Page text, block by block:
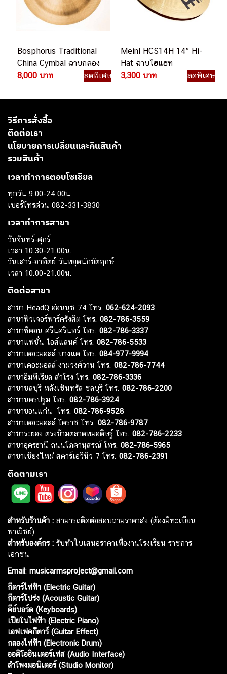
Bosphorus Traditional
China Cymbal ฉาบกลอง
8,000 บาท
ลดพิเศษ
Meinl HCS14H 14″ Hi-
Hat ฉาบไฮแฮท
3,300 บาท
ลดพิเศษ
วิธีการสั่งซื้อ
ติดต่อเรา
นโยบายการเปลี่ยนและคืนสินค้า
รวมสินค้า
เวลาทำการตอบโซเชียล
ทุกวัน 9.00-24.00น.
เบอร์โทรด่วน 082-331-3830
เวลาทำการสาขา
วันจันทร์-ศุกร์
เวลา 10.30-21.00น.
วันเสาร์-อาทิตย์ วันหยุดนักขัตฤกษ์
เวลา 10.00-21.00น.
ติดต่อสาขา
สาขา HeadQ อ่อนนุช 74 โทร. 062-624-2093
สาขาฟิวเจอร์พาร์ครังสิต โทร. 082-786-3559
สาขาซีคอน ศรีนครินทร์ โทร. 082-786-3337
สาขาแฟชั่น ไอส์แลนด์ โทร. 082-786-5533
สาขาเดอะมอลล์ บางแค โทร. 084-977-9994
สาขาเดอะมอลล์ งามวงศ์วาน โทร. 082-786-7744
สาขาอิมพีเรียล สำโรง โทร. 082-786-3336
สาขาชลบุรี หลังเซ็นทรัล ชลบุรี โทร. 082-786-2200
สาขานครปฐม โทร. 082-786-3924
สาขาขอนแก่น โทร. 082-786-9528
สาขาเดอะมอลล์ โคราช โทร. 082-786-9787
สาขาระยอง ตรงข้ามตลาดหมอดิษฐ์ โทร. 082-786-2233
สาขาอุดรธานี ถนนโภคานุสรณ์ โทร. 082-786-5965
สาขาเชียงใหม่ สตาร์เอวีนิว 7 โทร. 082-786-2391
ติดตามเรา
สำหรับร้านค้า : สามารถติดต่อสอบถามราคาส่ง (ต้องมีทะเบียน
พาณิชย์)
สำหรับองค์กร : รับทำใบเสนอราคาเพื่องานโรงเรียน ราชการ
เอกชน
Email: musicarmsproject@gmail.com
กีตาร์ไฟฟ้า (Electric Guitar)
กีตาร์โปร่ง (Acoustic Guitar)
คีย์บอร์ด (Keyboards)
เปียโนไฟฟ้า (Electric Piano)
เอฟเฟคกีตาร์ (Guitar Effect)
กลองไฟฟ้า (Electronic Drum)
ออดิโออินเตอร์เฟส (Audio Interface)
ลำโพงมอนิเตอร์ (Studio Monitor)